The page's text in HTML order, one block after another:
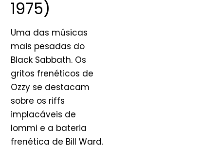
1975)
Uma das músicas
mais pesadas do
Black Sabbath. Os
gritos frenéticos de
Ozzy se destacam
sobre os riffs
implacáveis de
Iommi e a bateria
frenética de Bill Ward.